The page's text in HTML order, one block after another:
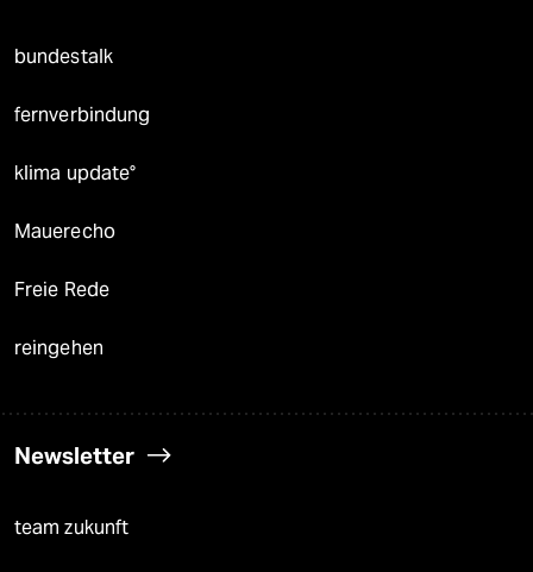
bundestalk
fernverbindung
klima update°
Mauerecho
Freie Rede
reingehen
Newsletter
team zukunft